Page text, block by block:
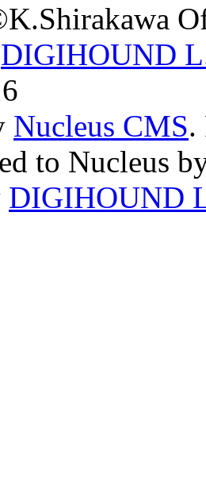
DIGIHOUND
Nucleus CMS.
to Nucleus
DIGIHOUND